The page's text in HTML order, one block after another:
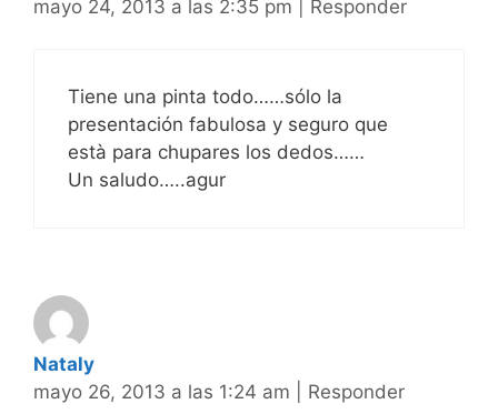
mayo 24, 2013 a las 2:35 pm Responder
Tiene una pinta todo……sólo la
presentación fabulosa y seguro que
està para chupares los dedos……
Un saludo…..agur
Nataly
mayo 26, 2013 a las 1:24 am
Responder